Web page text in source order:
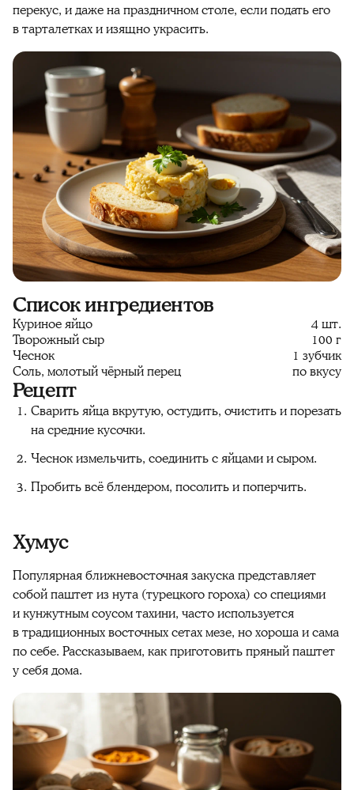
перекус, и даже на праздничном столе, если подать его
в тарталетках и изящно украсить.
Список ингредиентов
Куриное яйцо
4 шт.
Творожный сыр
100 г
Чеснок
1 зубчик
Соль, молотый чёрный перец
по вкусу
Рецепт
Сварить яйца вкрутую, остудить, очистить и порезать
на средние кусочки.
Чеснок измельчить, соединить с яйцами и сыром.
Пробить всё блендером, посолить и поперчить.
Хумус
Популярная ближневосточная закуска представляет
собой паштет из нута (турецкого гороха) со специями
и кунжутным соусом тахини, часто используется
в традиционных восточных сетах мезе, но хороша и сама
по себе. Рассказываем, как приготовить пряный паштет
у себя дома.